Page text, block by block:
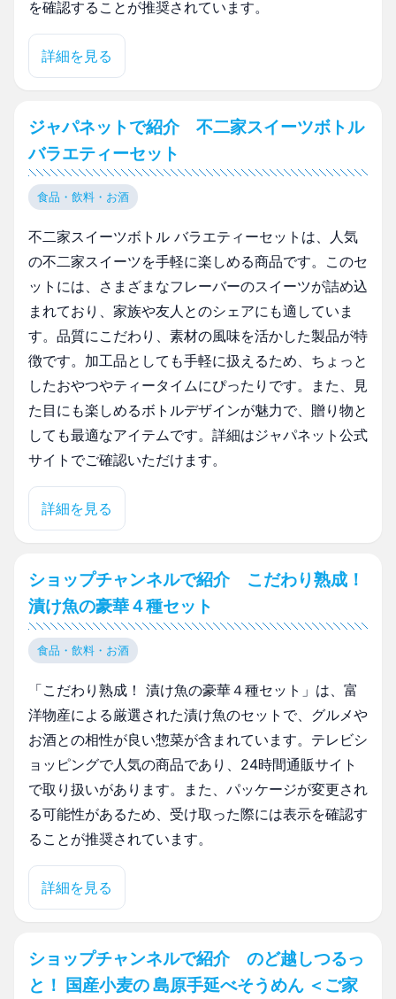
を確認することが推奨されています。
詳細を見る
ジャパネットで紹介 不二家スイーツボトル
バラエティーセット
食品・飲料・お酒
不二家スイーツボトル バラエティーセットは、人気
の不二家スイーツを手軽に楽しめる商品です。このセ
ットには、さまざまなフレーバーのスイーツが詰め込
まれており、家族や友人とのシェアにも適していま
す。品質にこだわり、素材の風味を活かした製品が特
徴です。加工品としても手軽に扱えるため、ちょっと
したおやつやティータイムにぴったりです。また、見
た目にも楽しめるボトルデザインが魅力で、贈り物と
しても最適なアイテムです。詳細はジャパネット公式
サイトでご確認いただけます。
詳細を見る
ショップチャンネルで紹介 こだわり熟成！
漬け魚の豪華４種セット
食品・飲料・お酒
「こだわり熟成！ 漬け魚の豪華４種セット」は、富
洋物産による厳選された漬け魚のセットで、グルメや
お酒との相性が良い惣菜が含まれています。テレビシ
ョッピングで人気の商品であり、24時間通販サイト
で取り扱いがあります。また、パッケージが変更され
る可能性があるため、受け取った際には表示を確認す
ることが推奨されています。
詳細を見る
ショップチャンネルで紹介 のど越しつるっ
と！ 国産小麦の 島原手延べそうめん ＜ご家